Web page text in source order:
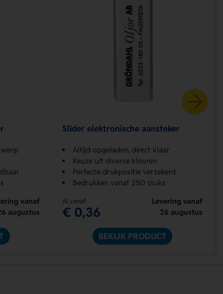
vanaf
augustus
Slider elektronische aansteker
Altijd opgeladen, direct klaar
Keuze uit diverse kleuren
Perfecte drukpositie verzekerd
Bedrukken vanaf 250 stuks
Al vanaf
€ 0,36
Levering vanaf
26 augustus
BEKIJK PRODUCT